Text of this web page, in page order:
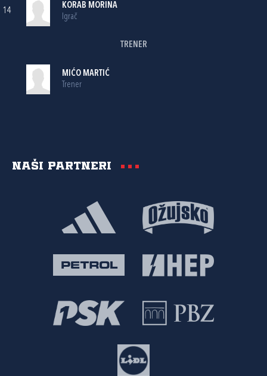
14
KORAB MORINA
Igrač
TRENER
MIĆO MARTIĆ
Trener
Naši partneri